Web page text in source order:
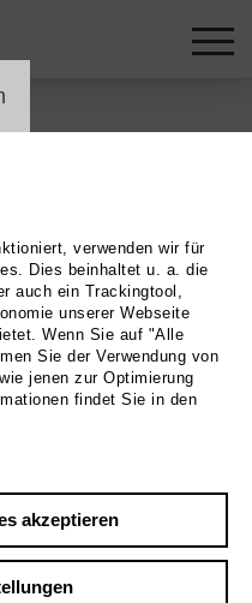
verwenden wir für
Dies beinhaltet u. a. die
auch ein Trackingtool,
unserer Webseite
Wenn Sie auf "Alle
Sie der Verwendung von
jenen zur Optimierung
findet Sie in den
akzeptieren